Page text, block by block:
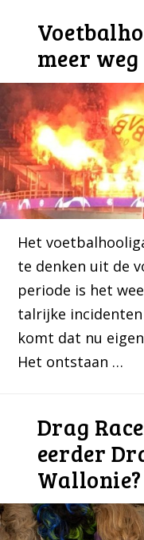
meer
Het
te denken uit de
periode is het
talrijke incidenten
komt dat nu
Het ontstaan …
Drag
eerder
Wallonie?